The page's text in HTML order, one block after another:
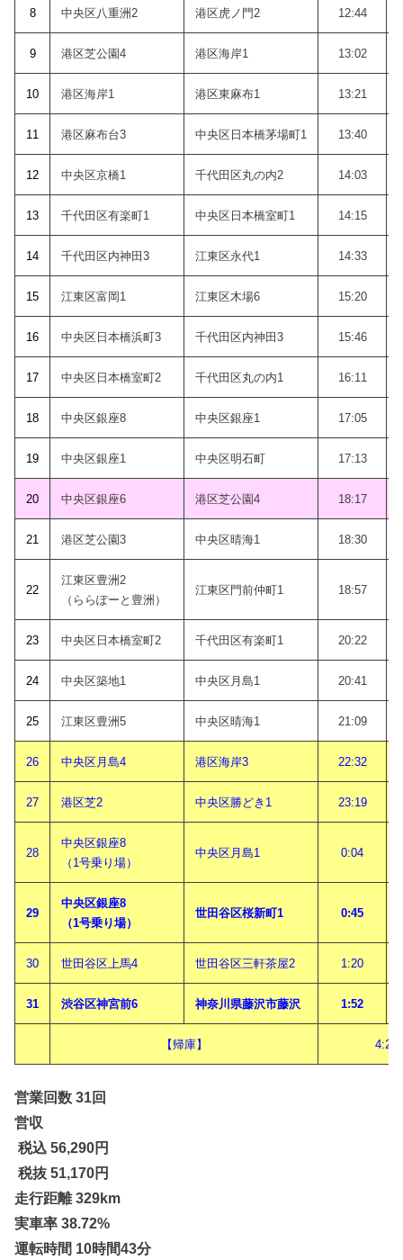
8 中央区八重洲2 港区虎ノ門2 12:44
9 港区芝公園4 港区海岸1 13:02
10 港区海岸1 港区東麻布1 13:21
11 港区麻布台3 中央区日本橋茅場町1 13:40
12 中央区京橋1 千代田区丸の内2 14:03
13 千代田区有楽町1 中央区日本橋室町1 14:15
14 千代田区内神田3 江東区永代1 14:33
15 江東区富岡1 江東区木場6 15:20
16 中央区日本橋浜町3 千代田区内神田3 15:46
17 中央区日本橋室町2 千代田区丸の内1 16:11
18 中央区銀座8 中央区銀座1 17:05
19 中央区銀座1 中央区明石町 17:13
20 中央区銀座6 港区芝公園4 18:17
21 港区芝公園3 中央区晴海1 18:30
22
江東区豊洲2
（ららぽーと豊洲）
江東区門前仲町1 18:57
23 中央区日本橋室町2 千代田区有楽町1 20:22
24 中央区築地1 中央区月島1 20:41
25 江東区豊洲5 中央区晴海1 21:09
26 中央区月島4 港区海岸3 22:32
27 港区芝2 中央区勝どき1 23:19
28
中央区銀座8
（1号乗り場）
中央区月島1 0:04
29
中央区銀座8
（1号乗り場）
世田谷区桜新町1 0:45
30 世田谷区上馬4 世田谷区三軒茶屋2 1:20
31 渋谷区神宮前6 神奈川県藤沢市藤沢 1:52
【帰庫】 4:22
営業回数 31回
営収
税込 56,290円
税抜 51,170円
走行距離 329km
実車率 38.72%
運転時間 10時間43分